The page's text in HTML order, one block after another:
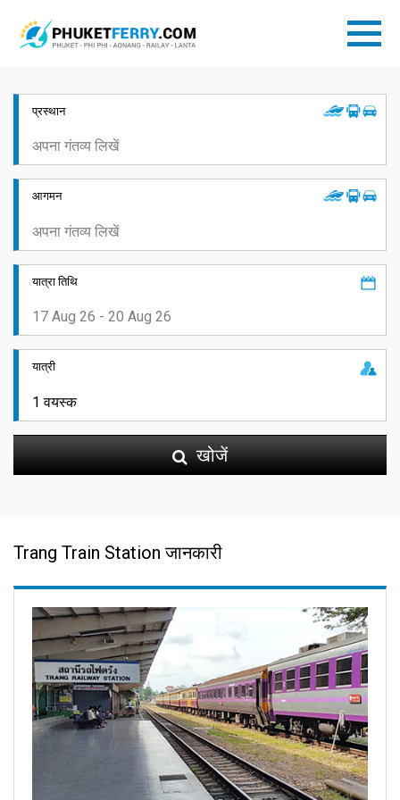
प्रस्थान
आगमन
यात्रा तिथि
यात्री
खोजें
Trang Train Station जानकारी